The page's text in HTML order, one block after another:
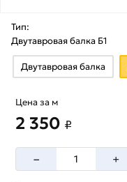
Тип:
Двутавровая балка Б1
Двутавровая балка
Цена за м
2 350 ₽
– +